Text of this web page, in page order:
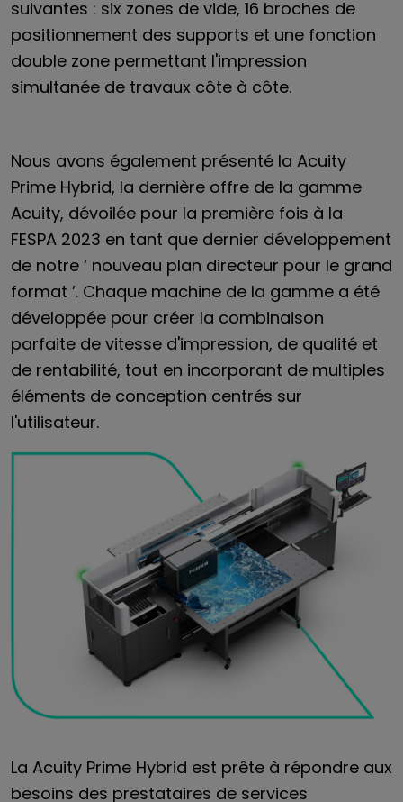
suivantes : six zones de vide, 16 broches de
positionnement des supports et une fonction
double zone permettant l'impression
simultanée de travaux côte à côte.
Nous avons également présenté la Acuity
Prime Hybrid, la dernière offre de la gamme
Acuity, dévoilée pour la première fois à la
FESPA 2023 en tant que dernier développement
de notre ‘ nouveau plan directeur pour le grand
format ’. Chaque machine de la gamme a été
développée pour créer la combinaison
parfaite de vitesse d'impression, de qualité et
de rentabilité, tout en incorporant de multiples
éléments de conception centrés sur
l'utilisateur.
La Acuity Prime Hybrid est prête à répondre aux
besoins des prestataires de services